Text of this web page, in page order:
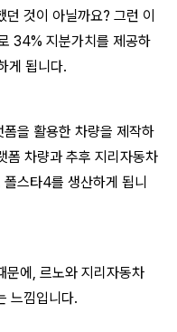
것이 아닐까요? 그런 이
34% 지분가치를 제공하
게 됩니다.
을 활용한 차량을 제작하
폼 차량과 추후 지리자동차
스타4를 생산하게 됩니
문에, 르노와 지리자동차
느낌입니다.